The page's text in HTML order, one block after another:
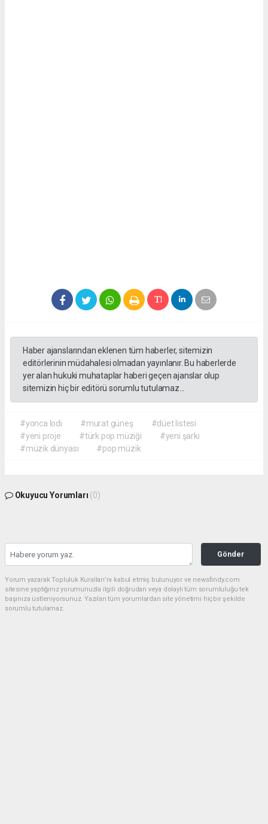
Haber ajanslarından eklenen tüm haberler, sitemizin
editörlerinin müdahalesi olmadan yayınlanır. Bu haberlerde
yer alan hukuki muhataplar haberi geçen ajanslar olup
sitemizin hiç bir editörü sorumlu tutulamaz...
#yonca lodi #murat güneş
#düet listesi
#yeni proje
#türk pop müziği
#yeni şarkı
#müzik dünyası
#pop müzik
Okuyucu Yorumları (0)
Gönder
Yorum yazarak Topluluk Kuralları’nı kabul etmiş bulunuyor ve newsfindy.com
sitesine yaptığınız yorumunuzla ilgili doğrudan veya dolaylı tüm sorumluluğu tek
başınıza üstleniyorsunuz. Yazılan tüm yorumlardan site yönetimi hiçbir şekilde
sorumlu tutulamaz.